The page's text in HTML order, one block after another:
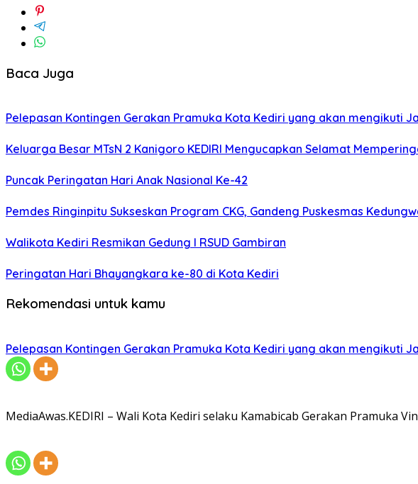
Baca Juga
Pelepasan Kontingen Gerakan Pramuka Kota Kediri yang akan mengikuti
Keluarga Besar MTsN 2 Kanigoro KEDIRI Mengucapkan Selamat
Puncak Peringatan Hari Anak Nasional Ke-42
Pemdes Ringinpitu Sukseskan Program CKG, Gandeng Puskesmas
Walikota Kediri Resmikan Gedung I RSUD Gambiran
Peringatan Hari Bhayangkara ke-80 di Kota Kediri
Rekomendasi untuk kamu
Pelepasan Kontingen Gerakan Pramuka Kota Kediri yang akan mengikuti
MediaAwas.KEDIRI – Wali Kota Kediri selaku Kamabicab Gerakan Pramuka